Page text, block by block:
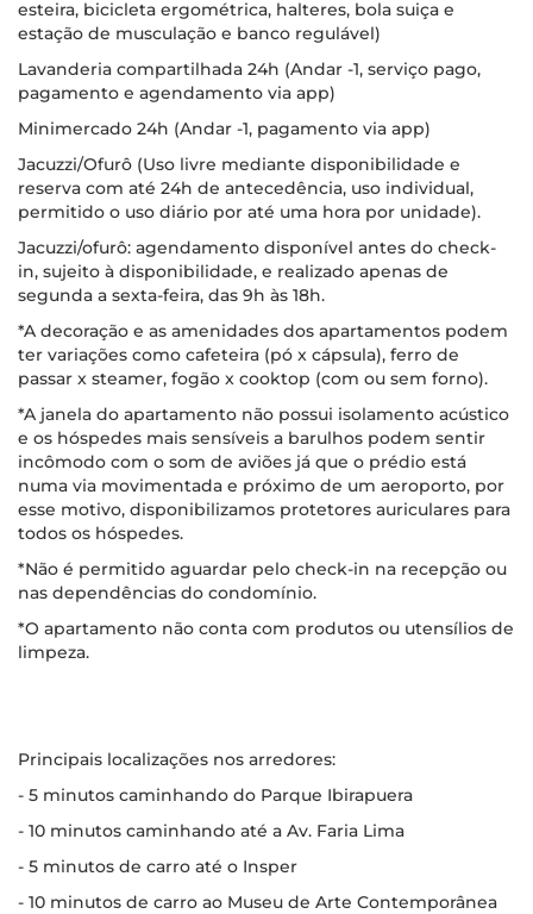
esteira, bicicleta ergométrica, halteres, bola suiça e
estação de musculação e banco regulável)
Lavanderia compartilhada 24h (Andar -1, serviço pago,
pagamento e agendamento via app)
Minimercado 24h (Andar -1, pagamento via app)
Jacuzzi/Ofurô (Uso livre mediante disponibilidade e
reserva com até 24h de antecedência, uso individual,
permitido o uso diário por até uma hora por unidade).
Jacuzzi/ofurô: agendamento disponível antes do check-
in, sujeito à disponibilidade, e realizado apenas de
segunda a sexta-feira, das 9h às 18h.
*A decoração e as amenidades dos apartamentos podem
ter variações como cafeteira (pó x cápsula), ferro de
passar x steamer, fogão x cooktop (com ou sem forno).
*A janela do apartamento não possui isolamento acústico
e os hóspedes mais sensíveis a barulhos podem sentir
incômodo com o som de aviões já que o prédio está
numa via movimentada e próximo de um aeroporto, por
esse motivo, disponibilizamos protetores auriculares para
todos os hóspedes.
*Não é permitido aguardar pelo check-in na recepção ou
nas dependências do condomínio.
*O apartamento não conta com produtos ou utensílios de
limpeza.
Principais localizações nos arredores:
- 5 minutos caminhando do Parque Ibirapuera
- 10 minutos caminhando até a Av. Faria Lima
- 5 minutos de carro até o Insper
- 10 minutos de carro ao Museu de Arte Contemporânea